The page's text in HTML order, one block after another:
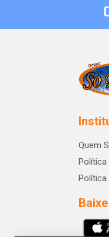
Quem
Política
Política